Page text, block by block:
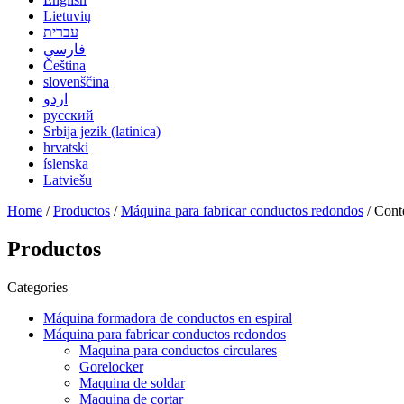
Lietuvių
עברית
فارسی
Čeština
slovenščina
اردو
русский
Srbija jezik (latinica)
hrvatski
íslenska
Latviešu
Home /Productos /Máquina para fabricar conductos redondos /
Productos
Categories
Máquina formadora de conductos en espiral
Máquina para fabricar conductos redondos
Maquina para conductos circulares
Gorelocker
Maquina de soldar
Maquina de cortar